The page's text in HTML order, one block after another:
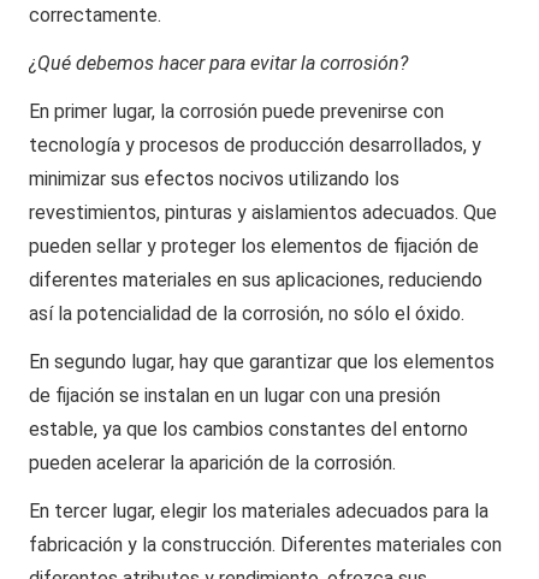
correctamente.
¿Qué debemos hacer para evitar la corrosión?
En primer lugar, la corrosión puede prevenirse con
tecnología y procesos de producción desarrollados, y
minimizar sus efectos nocivos utilizando los
revestimientos, pinturas y aislamientos adecuados. Que
pueden sellar y proteger los elementos de fijación de
diferentes materiales en sus aplicaciones, reduciendo
así la potencialidad de la corrosión, no sólo el óxido.
En segundo lugar, hay que garantizar que los elementos
de fijación se instalan en un lugar con una presión
estable, ya que los cambios constantes del entorno
pueden acelerar la aparición de la corrosión.
En tercer lugar, elegir los materiales adecuados para la
fabricación y la construcción. Diferentes materiales con